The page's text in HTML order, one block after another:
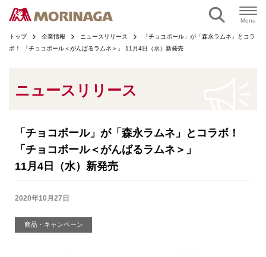
Menu
トップ 企業情報 ニュースリリース
「チョコボール」が「森永ラムネ」とコラ
ボ！ 「チョコボール＜がんばるラムネ＞」 11月4日（水）新発売
ニュースリリース
「チョコボール」が「森永ラムネ」とコラボ！
「チョコボール＜がんばるラムネ＞」
11月4日（水）新発売
2020年10月27日
商品・キャンペーン